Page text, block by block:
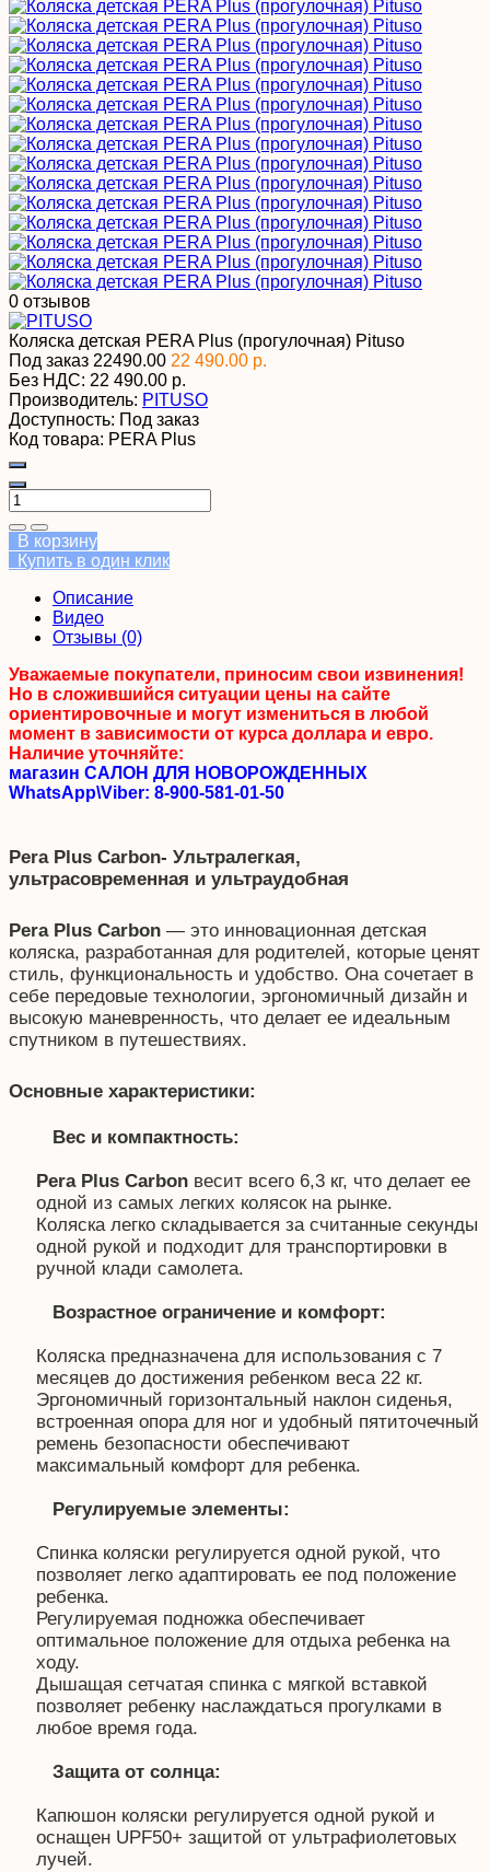
0 отзывов
Коляска детская PERA Plus (прогулочная) Pituso
Под заказ 22490.00 22 490.00 р.
Без НДС: 22 490.00 р.
Производитель: PITUSO
Доступность: Под заказ
Код товара: PERA Plus
В корзину
Купить в один клик
Описание
Видео
Отзывы (0)
Уважаемые покупатели, приносим свои извинения!
Но в сложившийся ситуации цены на сайте
ориентировочные и могут измениться в любой
момент в зависимости от курса доллара и евро.
Наличие уточняйте:
магазин САЛОН ДЛЯ НОВОРОЖДЕННЫХ
WhatsApp\Viber: 8-900-581-01-50
Pera Plus Carbon- Ультралегкая,
ультрасовременная и ультраудобная
Pera Plus Carbon — это инновационная детская
коляска, разработанная для родителей, которые ценят
стиль, функциональность и удобство. Она сочетает в
себе передовые технологии, эргономичный дизайн и
высокую маневренность, что делает ее идеальным
спутником в путешествиях.
Основные характеристики:
Вес и компактность:
Pera Plus Carbon весит всего 6,3 кг, что делает ее
одной из самых легких колясок на рынке.
Коляска легко складывается за считанные секунды
одной рукой и подходит для транспортировки в
ручной клади самолета.
Возрастное ограничение и комфорт:
Коляска предназначена для использования с 7
месяцев до достижения ребенком веса 22 кг.
Эргономичный горизонтальный наклон сиденья,
встроенная опора для ног и удобный пятиточечный
ремень безопасности обеспечивают
максимальный комфорт для ребенка.
Регулируемые элементы:
Спинка коляски регулируется одной рукой, что
позволяет легко адаптировать ее под положение
ребенка.
Регулируемая подножка обеспечивает
оптимальное положение для отдыха ребенка на
ходу.
Дышащая сетчатая спинка с мягкой вставкой
позволяет ребенку наслаждаться прогулками в
любое время года.
Защита от солнца:
Капюшон коляски регулируется одной рукой и
оснащен UPF50+ защитой от ультрафиолетовых
лучей.